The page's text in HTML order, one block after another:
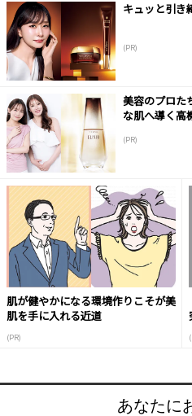
キュッと引き
(PR)
美容のプロた
な肌へ導く高
(PR)
肌が健やかになる環境作りこそが美
肌を手に入れる近道
(PR)
あなたに